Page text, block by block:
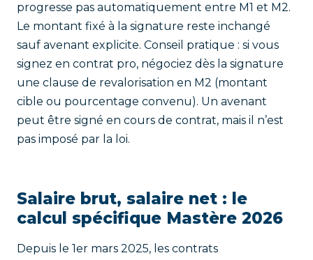
progresse pas automatiquement entre M1 et M2.
Le montant fixé à la signature reste inchangé
sauf avenant explicite. Conseil pratique : si vous
signez en contrat pro, négociez dès la signature
une clause de revalorisation en M2 (montant
cible ou pourcentage convenu). Un avenant
peut être signé en cours de contrat, mais il n’est
pas imposé par la loi.
Salaire brut, salaire net : le
calcul spécifique Mastère 2026
Depuis le 1er mars 2025, les contrats